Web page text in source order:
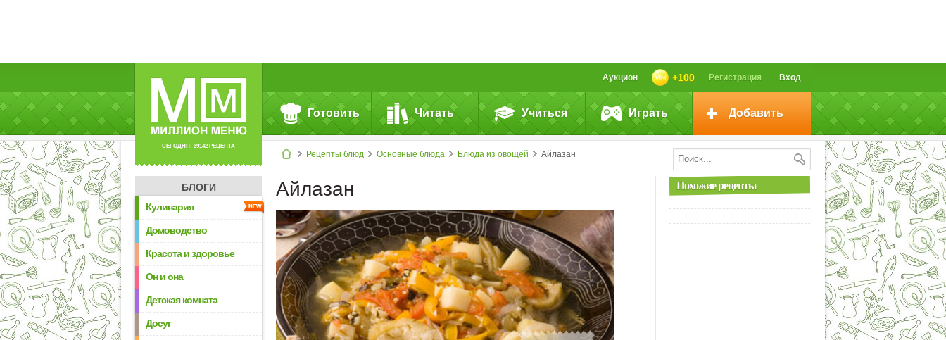
СЕГОДНЯ: 39142 РЕЦЕПТА
Вход
Регистрация
+100
Аукцион
Готовить Читать Учиться Играть Добавить
Рецепты блюд Основные блюда Блюда из овощей Айлазан
БЛОГИ
Кулинария
Домоводство
Красота и здоровье
Он и она
Детская комната
Досуг
Айлазан Похожие рецепты